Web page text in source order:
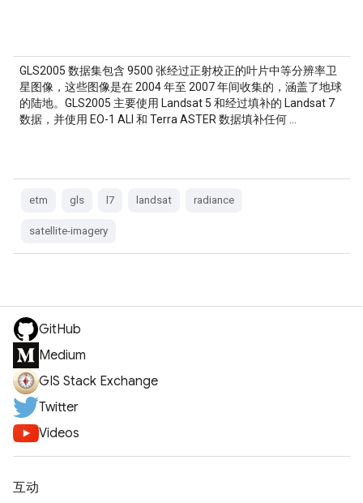
GLS2005 数据集包含 9500 张经过正射校正的叶片中等分辨率卫
星图像，这些图像是在 2004 年至 2007 年间收集的，涵盖了地球
的陆地。GLS2005 主要使用 Landsat 5 和经过填补的 Landsat 7
数据，并使用 EO-1 ALI 和 Terra ASTER 数据填补任何 …
etm gls l7 landsat radiance
satellite-imagery
GitHub
Medium
GIS Stack Exchange
Twitter
Videos
互动